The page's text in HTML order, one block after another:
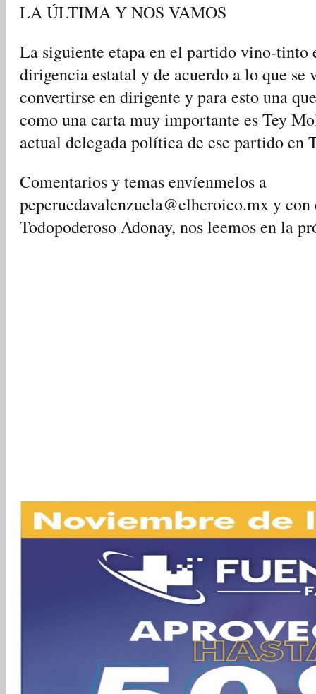
LA ÚLTIMA Y NOS VAMOS
La siguiente etapa en el partido vino-tinto
dirigencia estatal y de acuerdo a lo que se
convertirse en dirigente y para esto una
como una carta muy importante es Tey
actual delegada política de ese partido en
Comentarios y temas envíenmelos a
peperuedavalenzuela@elheroico.mx y
Todopoderoso Adonay, nos leemos en la